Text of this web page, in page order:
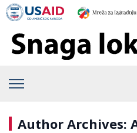
Author Archives: